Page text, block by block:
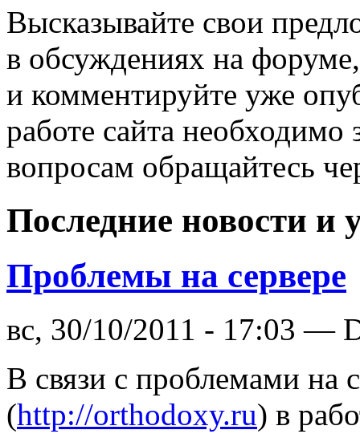
Высказывайте свои
в обсуждениях на
и комментируйте уже
работе сайта необходимо
вопросам обращайтесь
Последние новости и
Проблемы на сервере
вс, 30/10/2011 - 17:03 —
В связи с проблемами на
(http://orthodoxy.ru) в